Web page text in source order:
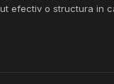
efectiv o structura in